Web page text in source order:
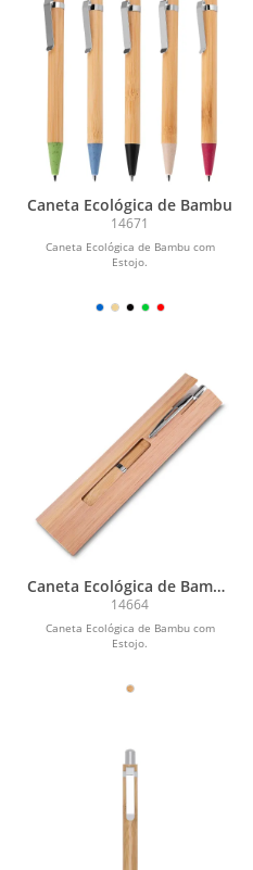
Caneta Ecológica de Bambu
14671
Caneta Ecológica de Bambu com
Estojo.
Caneta Ecológica de Bambu
com Estojo
14664
Caneta Ecológica de Bambu com
Estojo.